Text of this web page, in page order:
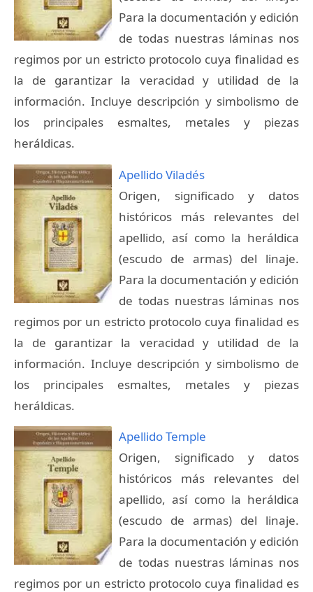
Para la documentación y edición
de todas nuestras láminas nos
regimos por un estricto protocolo cuya finalidad es
la de garantizar la veracidad y utilidad de la
información. Incluye descripción y simbolismo de
los principales esmaltes, metales y piezas
heráldicas.
Apellido Viladés
Origen, significado y datos
históricos más relevantes del
apellido, así como la heráldica
(escudo de armas) del linaje.
Para la documentación y edición
de todas nuestras láminas nos
regimos por un estricto protocolo cuya finalidad es
la de garantizar la veracidad y utilidad de la
información. Incluye descripción y simbolismo de
los principales esmaltes, metales y piezas
heráldicas.
Apellido Temple
Origen, significado y datos
históricos más relevantes del
apellido, así como la heráldica
(escudo de armas) del linaje.
Para la documentación y edición
de todas nuestras láminas nos
regimos por un estricto protocolo cuya finalidad es